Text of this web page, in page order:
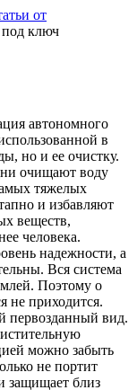
от
ключ
автономного
в
но и ее очистку.
очищают воду
тяжелых
и избавляют
веществ,
человека.
надежности, а
Вся система
Поэтому о
не приходится.
первозданный вид.
можно забыть
не портит
защищает близ